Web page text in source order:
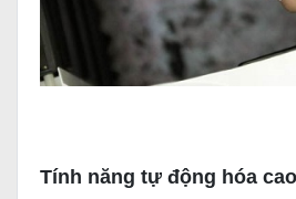
Tính năng tự động hóa cao